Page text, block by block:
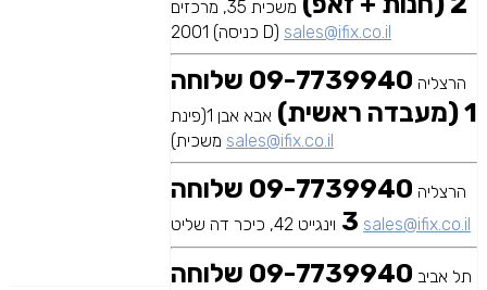
משכית 35, מרכזים
2001 (כניסה D) sales@ifix.co.il
הרצליה
09-7739940 שלוחה
1 (מעבדה ראשית)
אבא אבן 1(פינת
משכית) sales@ifix.co.il
הרצליה
09-7739940 שלוחה
3 וינגייט 42, כיכר דה שליט sales@ifix.co.il
תל אביב
09-7739940 שלוחה